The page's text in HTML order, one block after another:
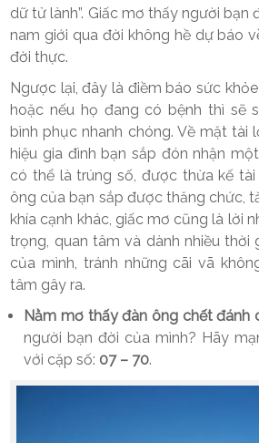
dữ tử lành”. Giấc mơ thấy người bạn
nam giới qua đời không hề dự báo
đời thực.
Ngược lại, đây là điềm báo sức
hoặc nếu họ đang có bệnh thì sẽ
bình phục nhanh chóng. Về mặt tài
hiệu gia đình bạn sắp đón nhận
có thể là trúng số, được thừa kế
ông của bạn sắp được thăng chức,
khía cạnh khác, giấc mơ cũng là lời
trọng, quan tâm và dành nhiều thời
của mình, tránh những cãi vã
tâm gây ra.
Nằm mơ thấy đàn ông chết đánh
người bạn đời của mình? Hãy
với cặp số: 07 – 70.